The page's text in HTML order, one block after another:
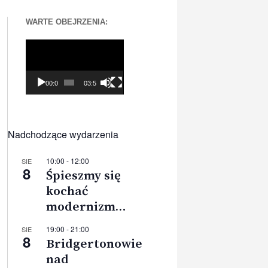
WARTE OBEJRZENIA:
00:00 03:56
Nadchodzące wydarzenia
SIE
8
10:00 - 12:00
Śpieszmy się
kochać
modernizm…
SIE
8
19:00 -21:00
Bridgertonowie
nad